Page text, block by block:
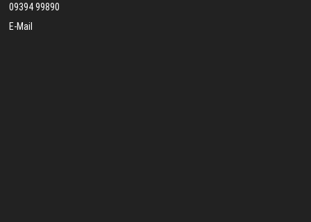
09394 99890
E-Mail